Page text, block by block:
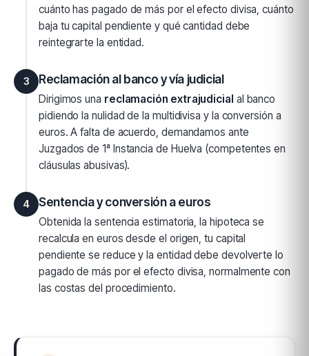
cuánto has pagado de más por el efecto divisa, cuánto
baja tu capital pendiente y qué cantidad debe
reintegrarte la entidad.
3 Reclamación al banco y vía judicial
Dirigimos una reclamación extrajudicial al banco
pidiendo la nulidad de la multidivisa y la conversión a
euros. A falta de acuerdo, demandamos ante
Juzgados de 1ª Instancia de Huelva (competentes en
cláusulas abusivas).
4 Sentencia y conversión a euros
Obtenida la sentencia estimatoria, la hipoteca se
recalcula en euros desde el origen, tu capital
pendiente se reduce y la entidad debe devolverte lo
pagado de más por el efecto divisa, normalmente con
las costas del procedimiento.